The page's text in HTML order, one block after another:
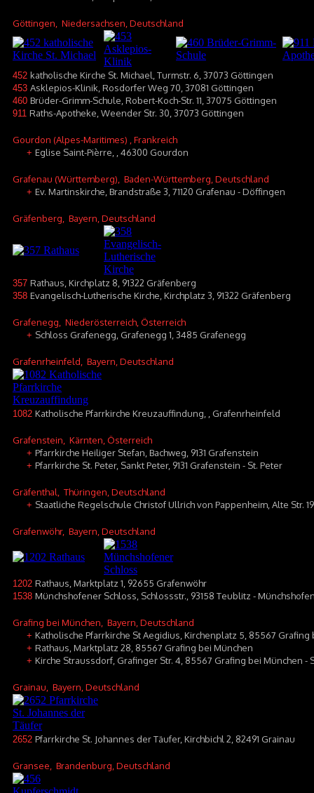
Göttingen , Niedersachsen, Deutschland
452 katholische Kirche St. Michael, Turmstr. 6, 37073 Göttingen
453 Asklepios-Klinik, Rosdorfer Weg 70, 37081 Göttingen
460 Brüder-Grimm-Schule, Robert-Koch-Str. 11, 37075 Göttingen
911 Raths-Apotheke, Weender Str. 30, 37073 Göttingen
Gourdon (Alpes-Maritimes) , Frankreich
+ Eglise Saint-Pièrre, , 46300 Gourdon
Grafenau (Württemberg) , Baden-Württemberg, Deutschland
+ Ev. Martinskirche, Brandstraße 3, 71120 Grafenau - Döffingen
Gräfenberg , Bayern, Deutschland
357 Rathaus, Kirchplatz 8, 91322 Gräfenberg
358 Evangelisch-Lutherische Kirche, Kirchplatz 3, 91322 Gräfenberg
Grafenegg , Niederösterreich, Österreich
+ Schloss Grafenegg, Grafenegg 1, 3485 Grafenegg
Grafenrheinfeld , Bayern, Deutschland
1082 Katholische Pfarrkirche Kreuzauffindung, , Grafenrheinfeld
Grafenstein , Kärnten, Österreich
+ Pfarrkirche Heiliger Stefan, Bachweg, 9131 Grafenstein
+ Pfarrkirche St. Peter, Sankt Peter, 9131 Grafenstein - St. Peter
Gräfenthal , Thüringen, Deutschland
+ Staatliche Regelschule Christof Ullrich von Pappenheim, Alte Str.
Grafenwöhr, Bayern, Deutschland
1202 Rathaus, Marktplatz 1, 92655 Grafenwöhr
1538 Münchshofener Schloss, Schlossstr., 93158 Teublitz -
Grafing bei München , Bayern, Deutschland
+ Katholische Pfarrkirche St Aegidius, Kirchenplatz 5, 85567 Grafing
+ Rathaus, Marktplatz 28, 85567 Grafing bei München
+ Kirche Straussdorf, Grafinger Str. 4, 85567 Grafing bei München -
Grainau , Bayern, Deutschland
2652 Pfarrkirche St. Johannes der Täufer, Kirchbichl 2, 82491 Grainau
Gransee , Brandenburg, Deutschland